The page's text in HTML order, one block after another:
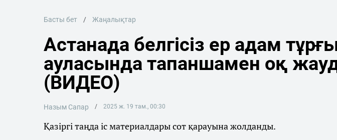
Басты бет Жаңалықтар
Астанада белгісіз ер адам
ауласында тапаншамен оқ
(ВИДЕО)
Назым Сапар 2025 ж. 19 там., 00:30
Қазіргі таңда іс материалдары сот қарауына жолданды.